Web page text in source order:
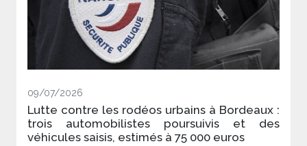
09/07/2026
Lutte contre les rodéos urbains à Bordeaux :
trois automobilistes poursuivis et des
véhicules saisis, estimés à 75 000 euros